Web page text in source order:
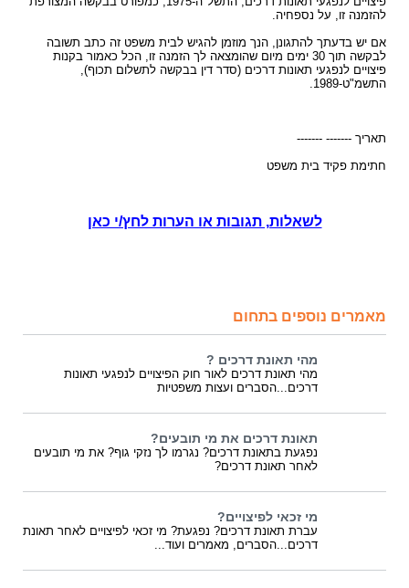
להזמנה זו, על נספחיה.
אם יש בדעתך להתגונן, הנך מוזמן להגיש לבית משפט זה כתב תשובה
לבקשה תוך 30 ימים מיום שהומצאה לך הזמנה זו, הכל כאמור בקנות
פיצויים לנפגעי תאונות דרכים (סדר דין בבקשה לתשלום תכוף),
התשמ"ט-1989.
תאריך ------- -------
חתימת פקיד בית משפט
לשאלות, תגובות או הערות לחץ/י כאן
מאמרים נוספים בתחום
מהי תאונת דרכים ?
מהי תאונת דרכים לאור חוק הפיצויים לנפגעי תאונות
דרכים...הסברים ועצות משפטיות
תאונת דרכים את מי תובעים?
נפגעת בתאונת דרכים? נגרמו לך נזקי גוף? את מי תובעים
לאחר תאונת דרכים?
מי זכאי לפיצויים?
עברת תאונת דרכים? נפגעת? מי זכאי לפיצויים לאחר תאונת
דרכים...הסברים, מאמרים ועוד...